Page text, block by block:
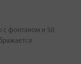
с фонтаном и 50